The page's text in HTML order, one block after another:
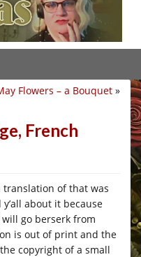
Flowers – a Bouquet »
French
translation of that was
about it because
go berserk from
is out of print and the
copyright of a small